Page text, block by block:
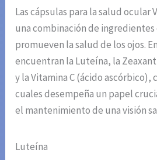
Las cápsulas para la salud ocular
una combinación de ingredientes
promueven la salud de los ojos.
encuentran la Luteína, la
y la Vitamina C (ácido ascórbico),
cuales desempeña un papel
el mantenimiento de una visión
Luteína